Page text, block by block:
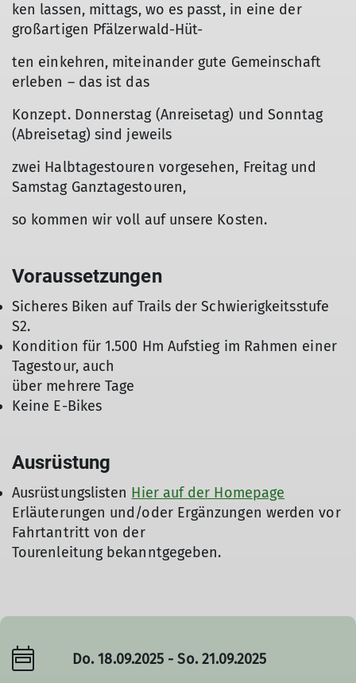
ken lassen, mittags, wo es passt, in eine der
großartigen Pfälzerwald-Hüt-
ten einkehren, miteinander gute Gemeinschaft
erleben – das ist das
Konzept. Donnerstag (Anreisetag) und Sonntag
(Abreisetag) sind jeweils
zwei Halbtagestouren vorgesehen, Freitag und
Samstag Ganztagestouren,
so kommen wir voll auf unsere Kosten.
Voraussetzungen
Sicheres Biken auf Trails der Schwierigkeitsstufe
S2.
Kondition für 1.500 Hm Aufstieg im Rahmen einer
Tagestour, auch
über mehrere Tage
Keine E-Bikes
Ausrüstung
Ausrüstungslisten Hier auf der Homepage
Erläuterungen und/oder Ergänzungen werden vor
Fahrtantritt von der
Tourenleitung bekanntgegeben.
Do. 18.09.2025 - So. 21.09.2025